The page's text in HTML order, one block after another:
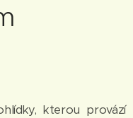
kterou provází